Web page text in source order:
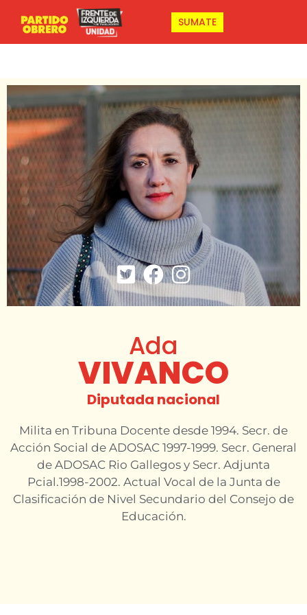
SUMATE
Ada
VIVANCO
Diputada nacional
Milita en Tribuna Docente desde 1994. Secr. de
Acción Social de ADOSAC 1997-1999. Secr. General
de ADOSAC Rio Gallegos y Secr. Adjunta
Pcial.1998-2002. Actual Vocal de la Junta de
Clasificación de Nivel Secundario del Consejo de
Educación.